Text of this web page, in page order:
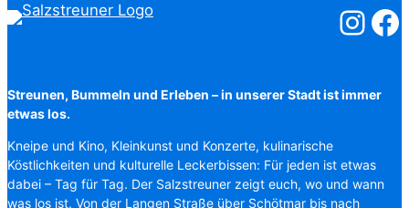
Streunen, Bummeln und Erleben – in unserer Stadt ist immer
etwas los.
Kneipe und Kino, Kleinkunst und Konzerte, kulinarische
Köstlichkeiten und kulturelle Leckerbissen: Für jeden ist etwas
dabei – Tag für Tag. Der Salzstreuner zeigt euch, wo und wann
was los ist. Von der Langen Straße über Schötmar bis nach